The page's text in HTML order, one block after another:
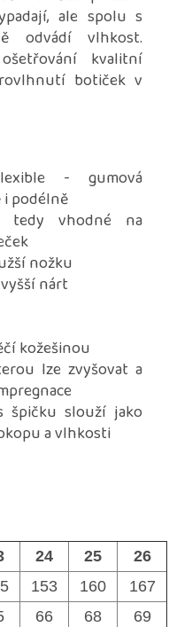
ale spolu s
odvádí vlhkost.
kvalitní
botiček v
- gumová
podélně
tedy vhodné na
nožku
nárt
kožešinou
lze zvyšovat a
špičku slouží jako
a vlhkosti
24 25
26
153 160
167
66 68 69